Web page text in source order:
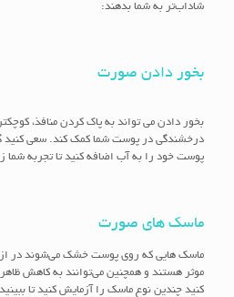
شاداب‌تر به شما بدهند:
بخور دادن صورت
بخور دادن می تواند به پاک کردن منافذ،
درخشندگی در پوست شما کمک کند. سعی کنید
پوست خود را به آب اضافه کنید تا تجربه شما
ماسک های صورت
ماسک هایی که روی پوست خشک می‌شوند در
موثر هستند و همچنین می‌توانند به کاهش
کنید چندین نوع ماسک را آزمایش کنید تا